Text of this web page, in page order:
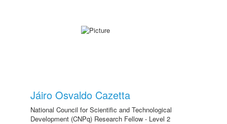
Jáiro Osvaldo Cazetta
National Council for Scientific and Technological
Development (CNPq) Research Fellow - Level 2